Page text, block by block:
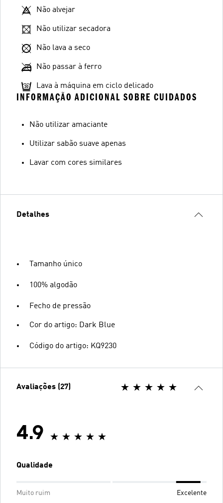
Não alvejar
Não utilizar secadora
Não lava a seco
Não passar à ferro
Lava à máquina em ciclo delicado
INFORMAÇÃO ADICIONAL SOBRE CUIDADOS
Não utilizar amaciante
Utilizar sabão suave apenas
Lavar com cores similares
Detalhes
Tamanho único
100% algodão
Fecho de pressão
Cor do artigo: Dark Blue
Código do artigo: KQ9230
Avaliações (27)
4.9
Qualidade
Muito ruim Excelente